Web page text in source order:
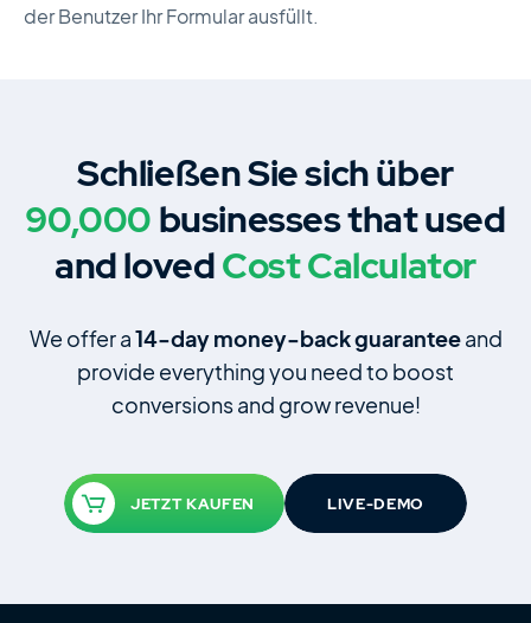
der Benutzer Ihr Formular ausfüllt.
Schließen Sie sich über
90,000 businesses that used
and lovedCost Calculator
We offer a 14‑day money‑back guaranteeand
provide everything you need to boost
conversions and grow revenue!
JETZT KAUFEN LIVE-DEMO